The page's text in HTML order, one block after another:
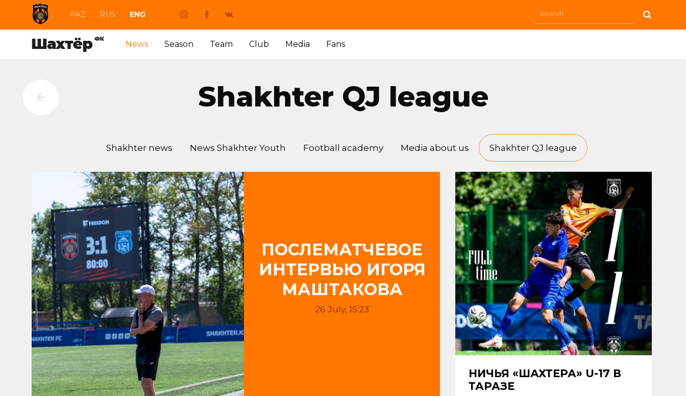
KAZ RUS ENG
News Season Team Club Media Fans
Shakhter QJ league
Shakhter news News Shakhter Youth Football academy Media about us Shakhter QJ league
ПОСЛЕМАТЧЕВОЕ
ИНТЕРВЬЮ ИГОРЯ
МАШТАКОВА
26 July, 15:23
НИЧЬЯ «ШАХТЕРА» U-17 В
ТАРАЗЕ